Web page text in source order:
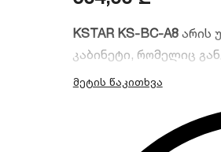
KSTAR KS-BC-A8არის
კაბინეტი, რომელიც
სისტემების
გაძლიერებული
ვენტილაციით.